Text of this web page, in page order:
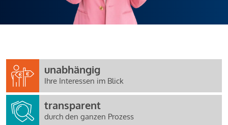
unabhängig
Ihre Interessen im Blick
transparent
durch den ganzen Prozess